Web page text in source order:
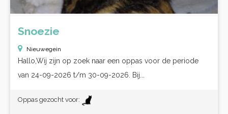
Snoezie
Nieuwegein
Hallo,Wij zijn op zoek naar een oppas voor de periode
van 24-09-2026 t/m 30-09-2026. Bij...
Oppas gezocht voor: